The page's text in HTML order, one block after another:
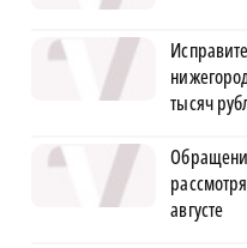
тысяч
августе